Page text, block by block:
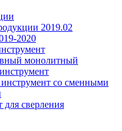
2019.02
2020
монолитный
со сменными
сверления